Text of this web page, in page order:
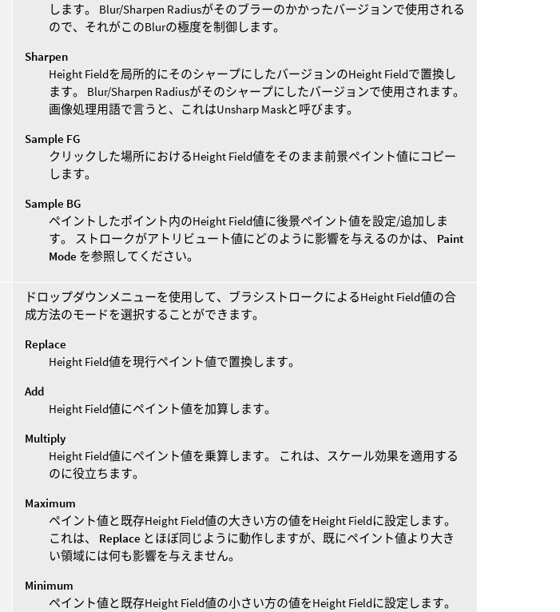
します。 Blur/Sharpen Radiusがそのブラーのかかったバージョンで使用される
ので、それがこのBlurの極度を制御します。
Sharpen
Height Fieldを局所的にそのシャープにしたバージョンのHeight Fieldで置換し
ます。 Blur/Sharpen Radiusがそのシャープにしたバージョンで使用されます。
画像処理用語で言うと、これはUnsharp Maskと呼びます。
Sample FG
クリックした場所におけるHeight Field値をそのまま前景ペイント値にコピー
します。
Sample BG
ペイントしたポイント内のHeight Field値に後景ペイント値を設定/追加しま
す。 ストロークがアトリビュート値にどのように影響を与えるのかは、 Paint
Mode を参照してください。
ドロップダウンメニューを使用して、ブラシストロークによるHeight Field値の合
成方法のモードを選択することができます。
Replace
Height Field値を現行ペイント値で置換します。
Add
Height Field値にペイント値を加算します。
Multiply
Height Field値にペイント値を乗算します。 これは、スケール効果を適用する
のに役立ちます。
Maximum
ペイント値と既存Height Field値の大きい方の値をHeight Fieldに設定します。
これは、 Replace とほぼ同じように動作しますが、既にペイント値より大き
い領域には何も影響を与えません。
Minimum
ペイント値と既存Height Field値の小さい方の値をHeight Fieldに設定します。